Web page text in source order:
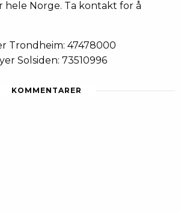
hele Norge. Ta kontakt for å
Trondheim: 47478000
Solsiden: 73510996
KOMMENTARER